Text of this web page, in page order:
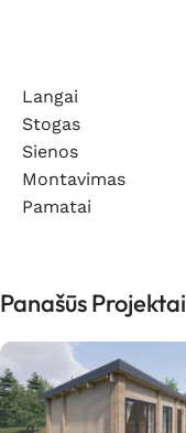
Langai
Stogas
Sienos
Montavimas
Pamatai
Panašūs Projektai